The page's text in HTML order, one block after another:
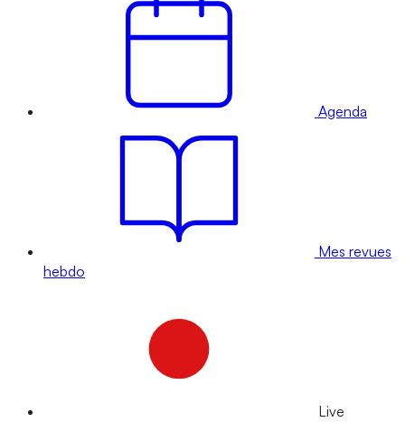
Agenda
Mes revues
hebdo
Live